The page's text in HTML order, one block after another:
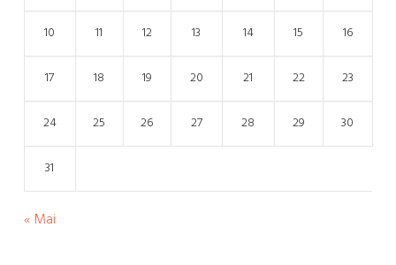
10 11 12 13 14 15 16
17 18 19 20 21 22 23
24 25 26 27 28 29 30
31
« Mai